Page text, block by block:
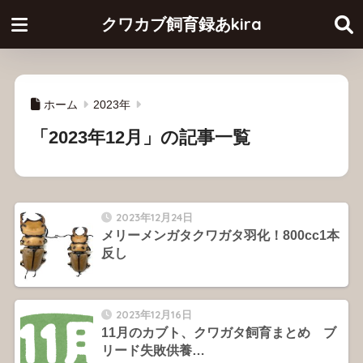
クワカブ飼育録あkira
ホーム 2023年
「2023年12月」の記事一覧
2023年12月24日
メリーメンガタクワガタ羽化！800cc1本
反し
2023年12月16日
11月のカブト、クワガタ飼育まとめ ブ
リード失敗供養…